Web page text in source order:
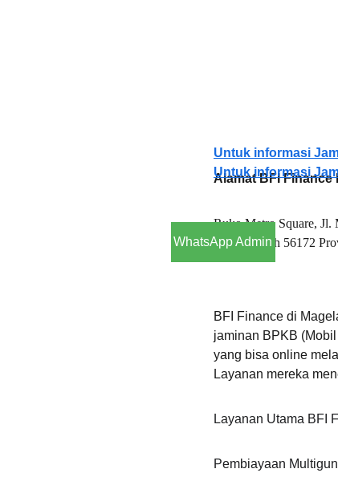
Alamat BFI Finance
Ruko Metro Square, Jl.
Jawa Tengah 56172
Untuk informasi
Untuk informasi
WhatsApp Admin
BFI Finance di
jaminan BPKB
yang bisa online
Layanan mereka
Layanan Utama BFI
Pembiayaan